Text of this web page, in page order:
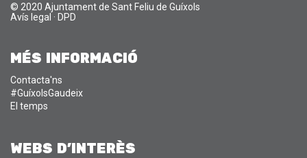
© 2020 Ajuntament de Sant Feliu de Guíxols
Avís legal · DPD
MÉS INFORMACIÓ
Contacta'ns
#GuíxolsGaudeix
El temps
WEBS D'INTERÈS